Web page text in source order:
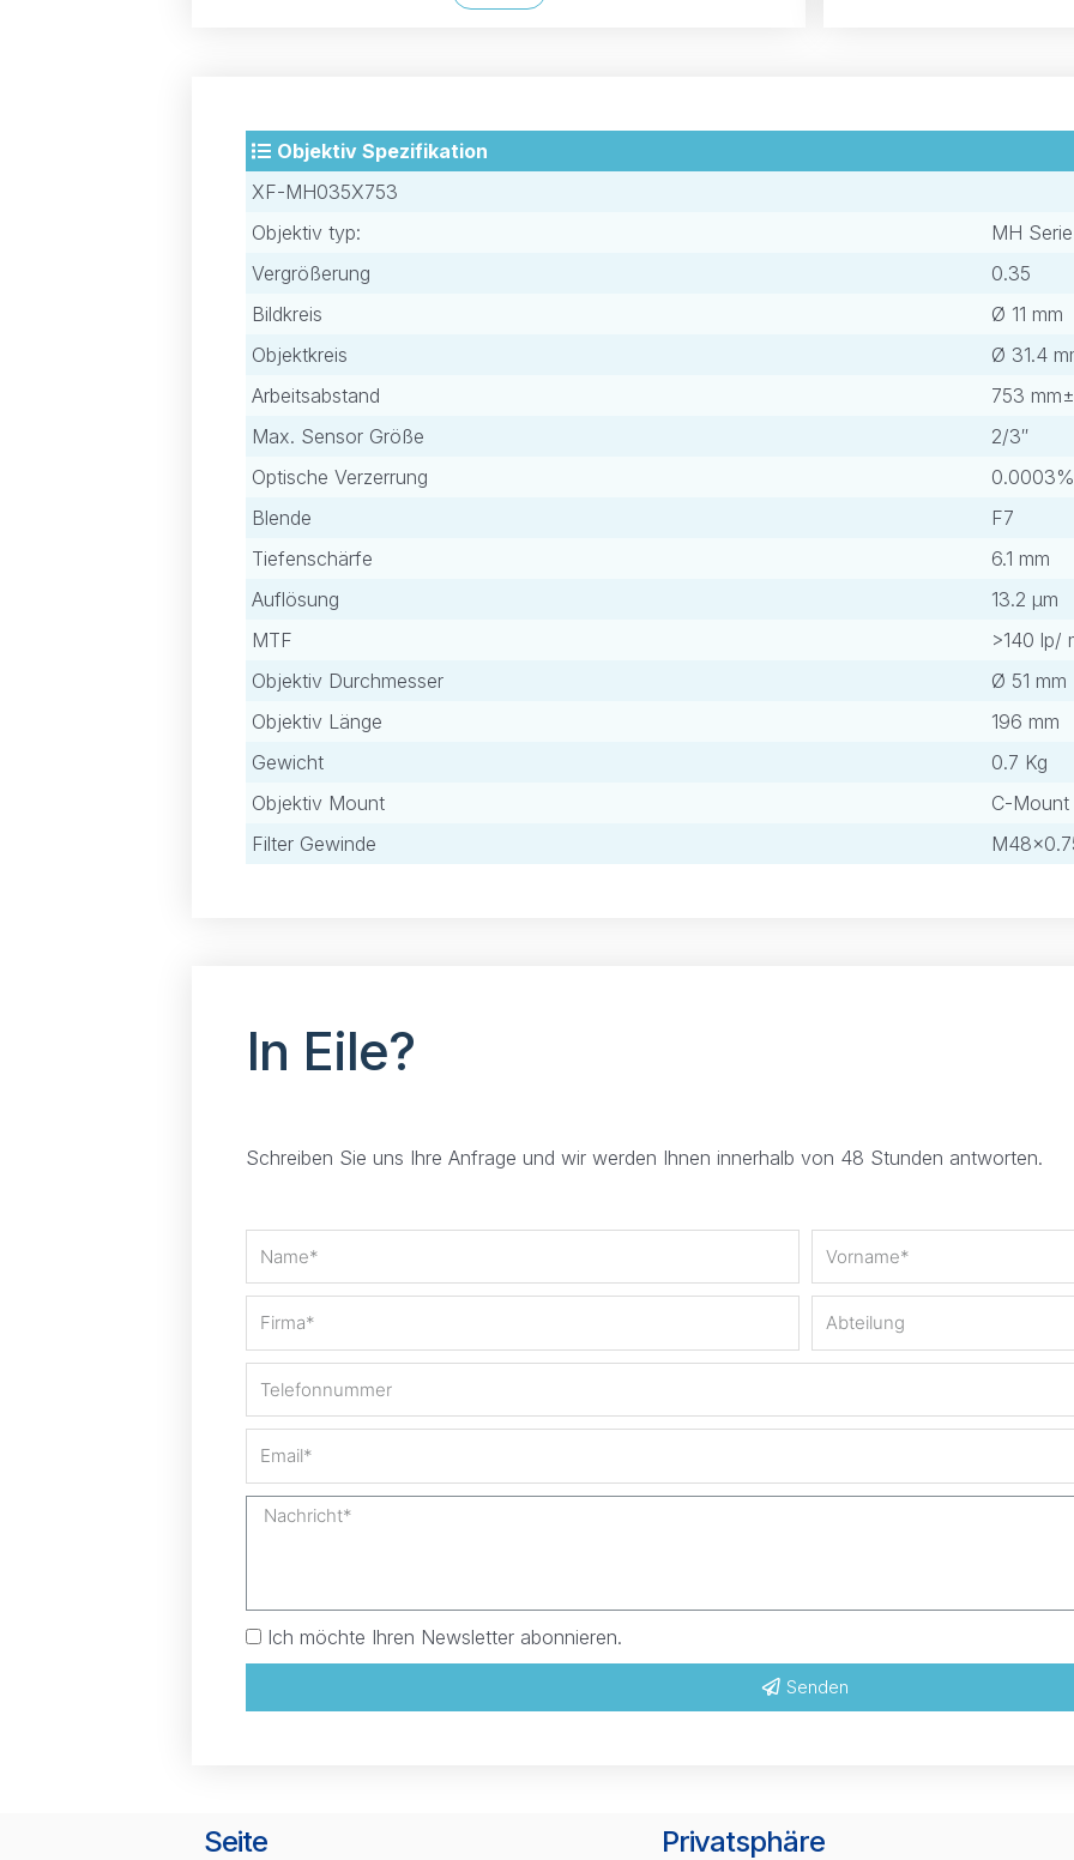
Objektiv Spezifikation
XF-MH035X753
Objektiv typ:
MH Serie
Vergrößerung
0.35
Bildkreis
Ø 11 mm
Objektkreis
Ø 31.4
Arbeitsabstand
753
Max. Sensor Größe
2/3″
Optische Verzerrung
0.0003%
Blende
F7
Tiefenschärfe
6.1 mm
Auflösung
13.2 μm
MTF
>140 lp/
Objektiv Durchmesser
Ø 51 mm
Objektiv Länge
196 mm
Gewicht
0.7 Kg
Objektiv Mount
C-Mount
Filter Gewinde
In Eile?
Schreiben Sie uns Ihre Anfrage und wir werden Ihnen innerhalb von 48 Stunden antworten.
Ich möchte Ihren Newsletter abonnieren.
Senden
Seite Privatsphäre